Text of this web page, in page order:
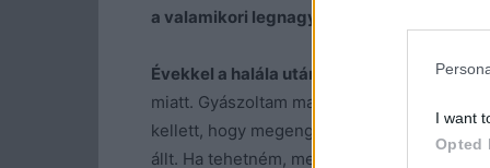
I want
Opted
a valamikori legnagyobb westernhősök
Évekkel a halála után, már nem
miatt. Gyászoltam magam, amiért nem tud
kellett, hogy megengesztelődjek. Ma már
állt. Ha tehetném, megmondanám neki, ne